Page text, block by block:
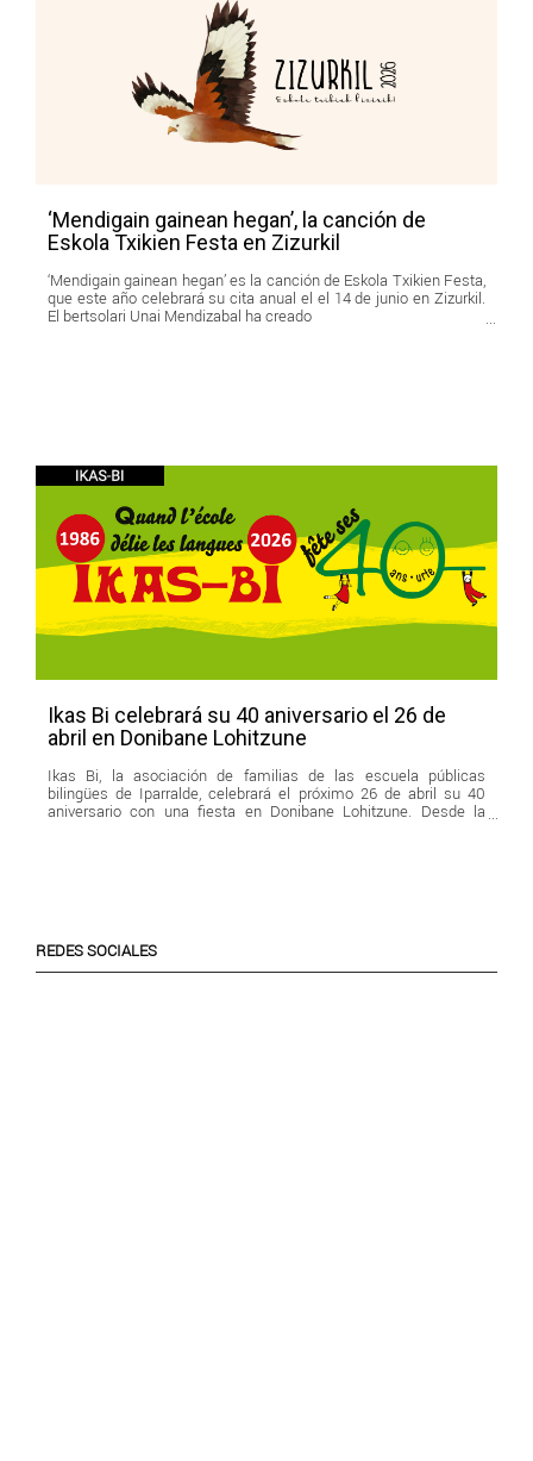
‘Mendigain gainean hegan’, la canción de
Eskola Txikien Festa en Zizurkil
‘Mendigain gainean hegan’ es la canción de Eskola Txikien Festa,
que este año celebrará su cita anual el el 14 de junio en Zizurkil.
El bertsolari Unai Mendizabal ha creado
Ikas Bi celebrará su 40 aniversario el 26 de
abril en Donibane Lohitzune
Ikas Bi, la asociación de familias de las escuela públicas
bilingües de Iparralde, celebrará el próximo 26 de abril su 40
aniversario con una fiesta en Donibane Lohitzune. Desde la
REDES SOCIALES